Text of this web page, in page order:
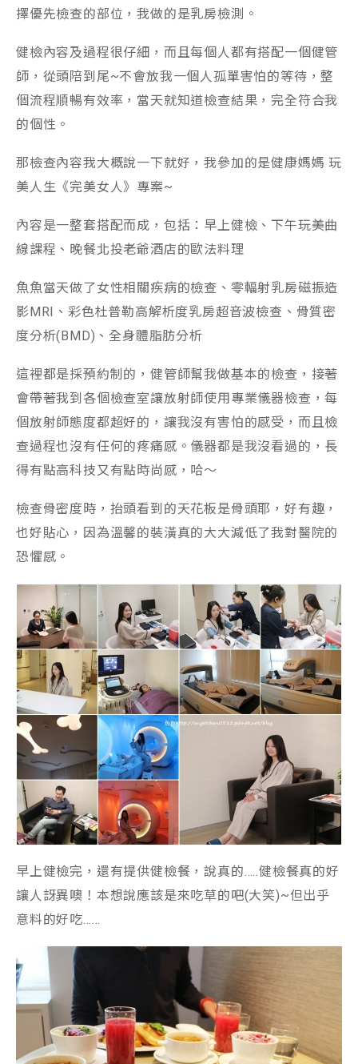
擇優先檢查的部位，我做的是乳房檢測。
健檢內容及過程很仔細，而且每個人都有搭配一個健管
師，從頭陪到尾~不會放我一個人孤單害怕的等待，整
個流程順暢有效率，當天就知道檢查結果，完全符合我
的個性。
那檢查內容我大概說一下就好，我參加的是健康媽媽 玩
美人生《完美女人》專案~
內容是一整套搭配而成，包括：早上健檢、下午玩美曲
線課程、晚餐北投老爺酒店的歐法料理
魚魚當天做了女性相關疾病的檢查、零輻射乳房磁振造
影MRI、彩色杜普勒高解析度乳房超音波檢查、骨質密
度分析(BMD)、全身體脂肪分析
這裡都是採預約制的，健管師幫我做基本的檢查，接著
會帶著我到各個檢查室讓放射師使用專業儀器檢查，每
個放射師態度都超好的，讓我沒有害怕的感受，而且檢
查過程也沒有任何的疼痛感。儀器都是我沒看過的，長
得有點高科技又有點時尚感，哈～
檢查骨密度時，抬頭看到的天花板是骨頭耶，好有趣，
也好貼心，因為溫馨的裝潢真的大大減低了我對醫院的
恐懼感。
早上健檢完，還有提供健檢餐，說真的…..健檢餐真的好
讓人訝異噢！本想說應該是來吃草的吧(大笑)~但出乎
意料的好吃……